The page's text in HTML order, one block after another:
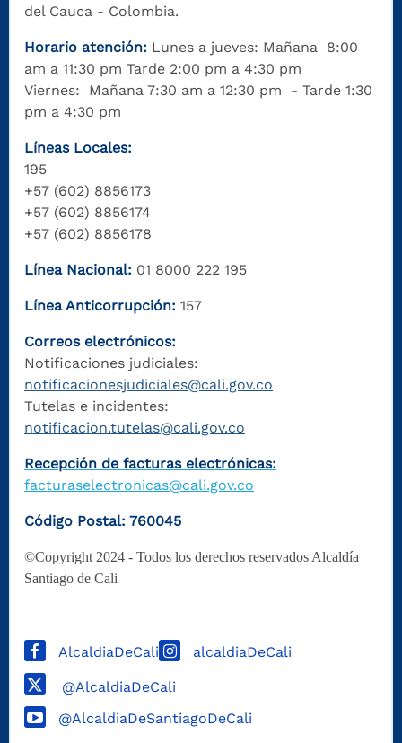
del Cauca - Colombia.
Horario atención: Lunes a jueves: Mañana 8:00
am a 11:30 pm Tarde 2:00 pm a 4:30 pm
Viernes: Mañana 7:30 am a 12:30 pm - Tarde 1:30
pm a 4:30 pm
Líneas Locales:
195
+57 (602) 8856173
+57 (602) 8856174
+57 (602) 8856178
Línea Nacional: 01 8000 222 195
Línea Anticorrupción: 157
Correos electrónicos:
Notificaciones judiciales:
notificacionesjudiciales@cali.gov.co
Tutelas e incidentes:
notificacion.tutelas@cali.gov.co
Recepción de facturas electrónicas:
facturaselectronicas@cali.gov.co
Código Postal: 760045
©Copyright 2024 - Todos los derechos reservados Alcaldía
Santiago de Cali
AlcaldiaDeCali alcaldiaDeCali
@AlcaldiaDeCali
@AlcaldiaDeSantiagoDeCali